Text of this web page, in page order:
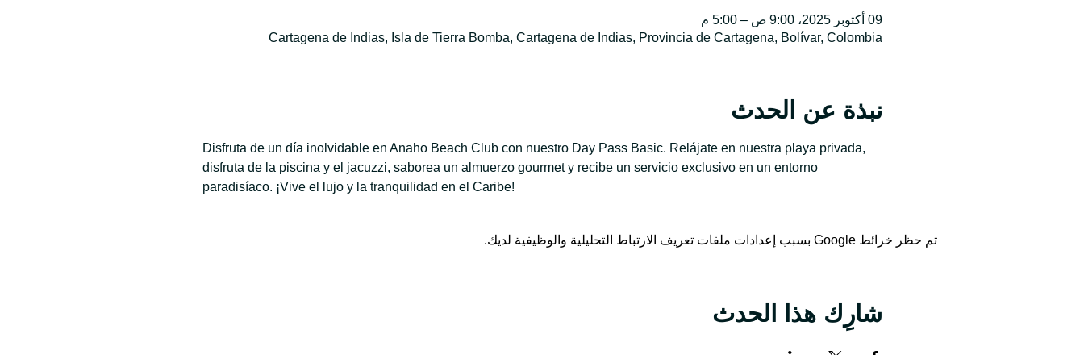
09 أكتوبر 2025، 9:00 ص – 5:00 م
Cartagena de Indias, Isla de Tierra Bomba, Cartagena de Indias, Provincia de Cartagena, Bolívar, Colombia
نبذة عن الحدث
Disfruta de un día inolvidable en Anaho Beach Club con nuestro Day Pass Basic. Relájate en nuestra playa privada,
disfruta de la piscina y el jacuzzi, saborea un almuerzo gourmet y recibe un servicio exclusivo en un entorno
paradisíaco. ¡Vive el lujo y la tranquilidad en el Caribe!
تم حظر خرائط Google بسبب إعدادات ملفات تعريف الارتباط التحليلية والوظيفية لديك.
شارِك هذا الحدث